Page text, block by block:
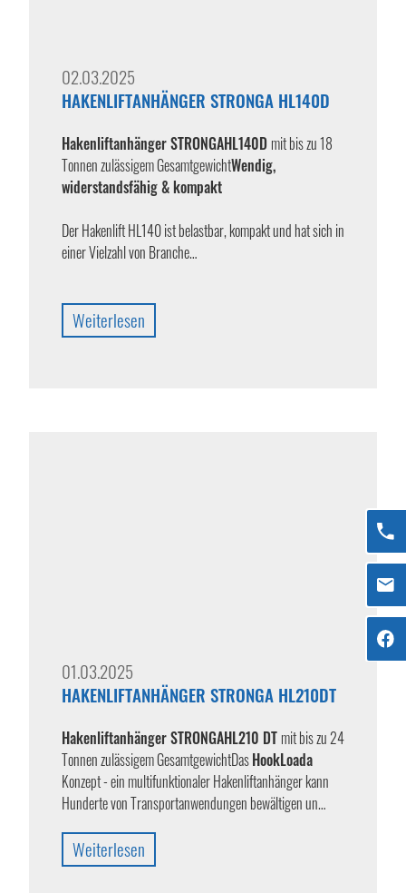
02.03.2025
HAKENLIFTANHÄNGER STRONGA HL140D
Hakenliftanhänger STRONGAHL140D mit bis zu 18
Tonnen zulässigem GesamtgewichtWendig,
widerstandsfähig & kompakt
Der Hakenlift HL140 ist belastbar, kompakt und hat sich in
einer Vielzahl von Branche…
Weiterlesen
01.03.2025
HAKENLIFTANHÄNGER STRONGA HL210DT
Hakenliftanhänger STRONGAHL210 DT mit bis zu 24
Tonnen zulässigem GesamtgewichtDasHookLoada
Konzept - ein multifunktionaler Hakenliftanhänger kann
Hunderte von Transportanwendungen bewältigen un…
Weiterlesen